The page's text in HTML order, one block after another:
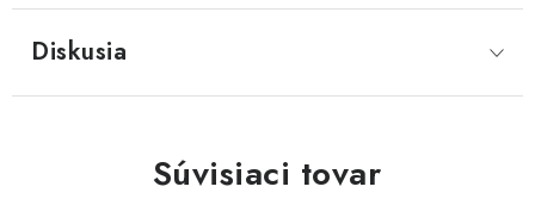
Diskusia
Súvisiaci tovar